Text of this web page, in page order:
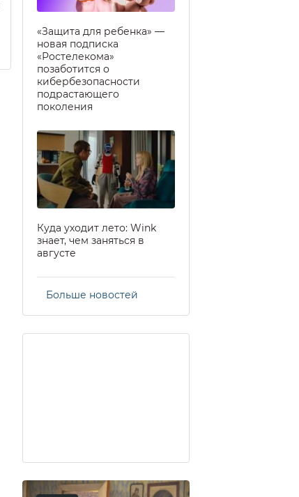
«Защита для ребенка» —
новая подписка
«Ростелекома»
позаботится о
кибербезопасности
подрастающего
поколения
Куда уходит лето: Wink
знает, чем заняться в
августе
Больше новостей